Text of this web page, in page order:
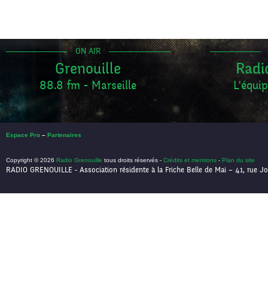
ON AIR
Grenouille
88.8 fm - Marseille
Espace Pro – Partenaires
Copyright © 2026 Radio Grenouille tous droits réservés - Crédits et mentions - Plan du site
RADIO GRENOUILLE - Association résidente à la Friche Belle de Mai – 41, rue